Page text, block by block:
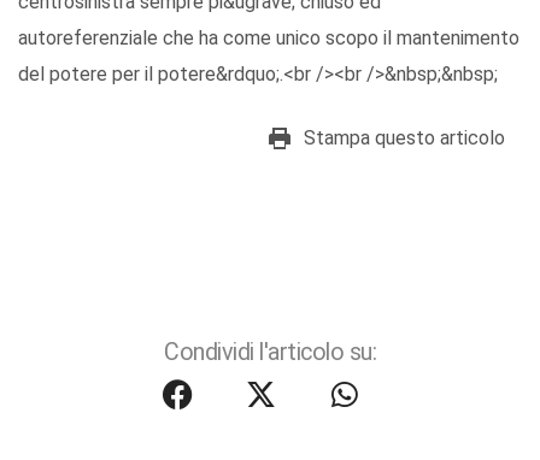
autoreferenziale che ha come unico scopo il mantenimento
del potere per il potere&rdquo;.<br /><br />&nbsp;&nbsp;
Stampa questo articolo
Condividi l'articolo su: